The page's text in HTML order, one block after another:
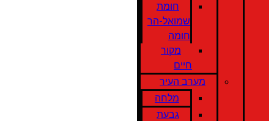
חומת
שמואל-הר
חומה
מקור
חיים
מערב העיר
מלחה
גבעת